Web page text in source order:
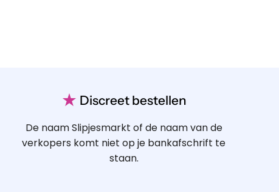
★ Discreet bestellen
De naam Slipjesmarkt of de naam van de
verkopers komt niet op je bankafschrift te
staan.